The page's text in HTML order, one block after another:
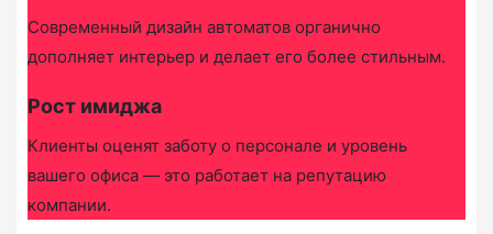
Современный дизайн автоматов органично
дополняет интерьер и делает его более стильным.
Рост имиджа
Клиенты оценят заботу о персонале и уровень
вашего офиса — это работает на репутацию
компании.